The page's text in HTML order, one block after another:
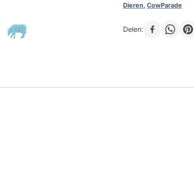
Dieren, CowParade
Delen: